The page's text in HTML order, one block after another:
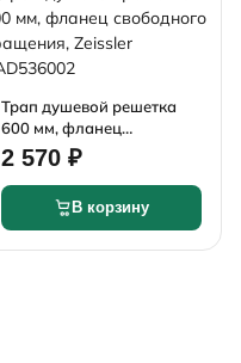
Трап душевой решетка
600 мм, фланец
свободного вращения,
Zeissler BAD536002
2 570 ₽
В корзину